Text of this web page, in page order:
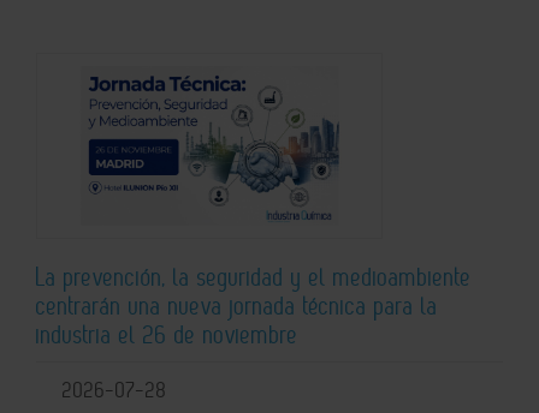
La prevención, la seguridad y el medioambiente
centrarán una nueva jornada técnica para la
industria el 26 de noviembre
2026-07-28